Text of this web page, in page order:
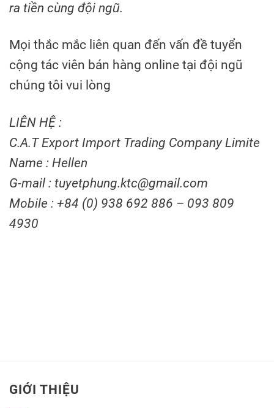
ra tiền cùng đội ngũ.
Mọi thắc mắc liên quan đến vấn đề tuyển
cộng tác viên bán hàng online tại đội ngũ
chúng tôi vui lòng
LIÊN HỆ :
C.A.T Export Import Trading Company Limite
Name : Hellen
G-mail : tuyetphung.ktc@gmail.com
Mobile : +84 (0) 938 692 886 – 093 809
4930
GIỚI THIỆU